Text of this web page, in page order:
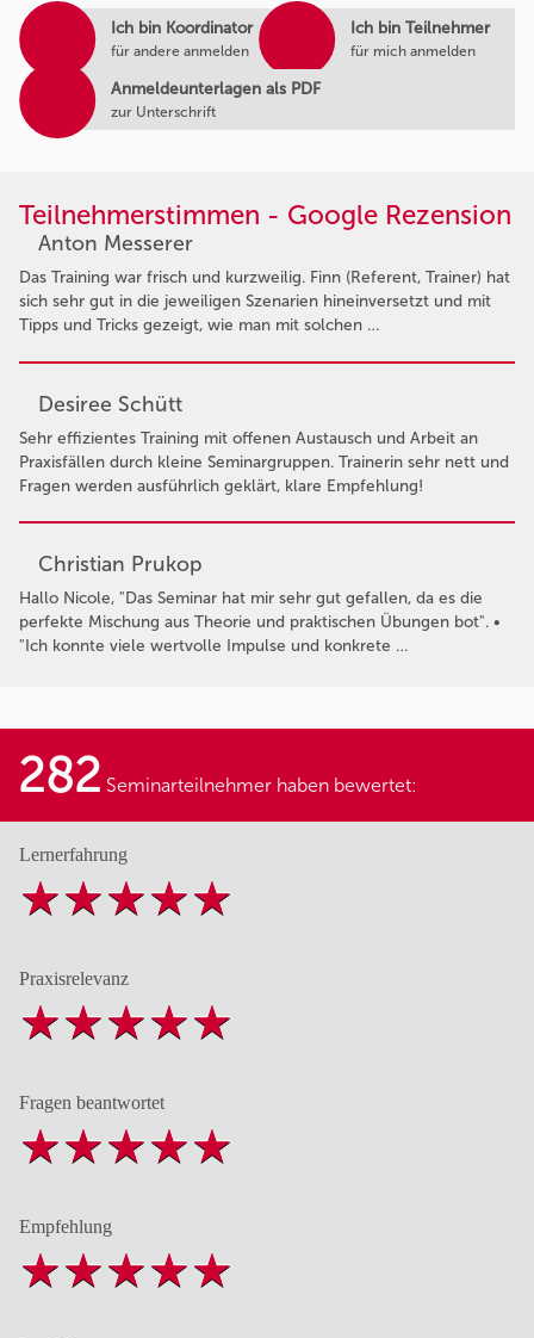
Ich bin Koordinator
für andere anmelden
Ich bin Teilnehmer
für mich anmelden
Anmeldeunterlagen als PDF
zur Unterschrift
Teilnehmerstimmen - Google Rezension
Anton Messerer
Das Training war frisch und kurzweilig. Finn (Referent, Trainer) hat
sich sehr gut in die jeweiligen Szenarien hineinversetzt und mit
Tipps und Tricks gezeigt, wie man mit solchen …
Desiree Schütt
Sehr effizientes Training mit offenen Austausch und Arbeit an
Praxisfällen durch kleine Seminargruppen. Trainerin sehr nett und
Fragen werden ausführlich geklärt, klare Empfehlung!
Christian Prukop
Hallo Nicole, "Das Seminar hat mir sehr gut gefallen, da es die
perfekte Mischung aus Theorie und praktischen Übungen bot". •
"Ich konnte viele wertvolle Impulse und konkrete …
282 Seminarteilnehmer haben bewertet:
Lernerfahrung
Praxisrelevanz
Fragen beantwortet
Empfehlung